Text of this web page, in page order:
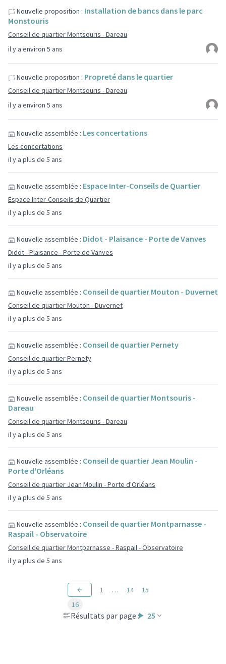
il y a environ 5 ans
Nouvelle proposition : Installation de bancs dans le parc
Monstouris
Conseil de quartier Montsouris - Dareau
il y a environ 5 ans
Nouvelle proposition : Propreté dans le quartier
Conseil de quartier Montsouris - Dareau
il y a plus de 5 ans
Nouvelle assemblée : Les concertations
Les concertations
il y a plus de 5 ans
Nouvelle assemblée : Espace Inter-Conseils de Quartier
Espace Inter-Conseils de Quartier
il y a plus de 5 ans
Nouvelle assemblée : Didot - Plaisance - Porte de Vanves
Didot - Plaisance - Porte de Vanves
il y a plus de 5 ans
Nouvelle assemblée : Conseil de quartier Mouton - Duvernet
Conseil de quartier Mouton - Duvernet
il y a plus de 5 ans
Nouvelle assemblée : Conseil de quartier Pernety
Conseil de quartier Pernety
il y a plus de 5 ans
Nouvelle assemblée : Conseil de quartier Montsouris -
Dareau
Conseil de quartier Montsouris - Dareau
il y a plus de 5 ans
Nouvelle assemblée : Conseil de quartier Jean Moulin -
Porte d'Orléans
Conseil de quartier Jean Moulin - Porte d'Orléans
il y a plus de 5 ans
Nouvelle assemblée : Conseil de quartier Montparnasse -
Raspail - Observatoire
Conseil de quartier Montparnasse - Raspail - Observatoire
Résultats par page : 25
1 … 14
15
16